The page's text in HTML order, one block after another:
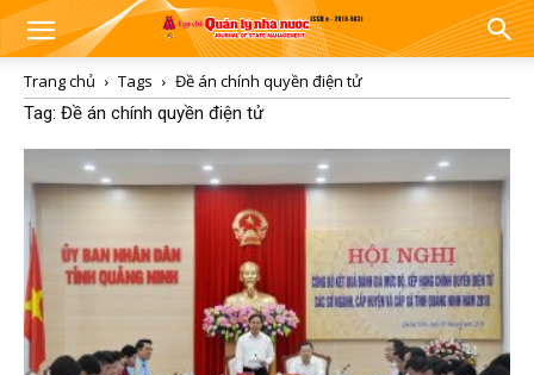
Trang chủ Tags
Đề án chính quyền điện tử
Tag: Đề án chính quyền điện tử